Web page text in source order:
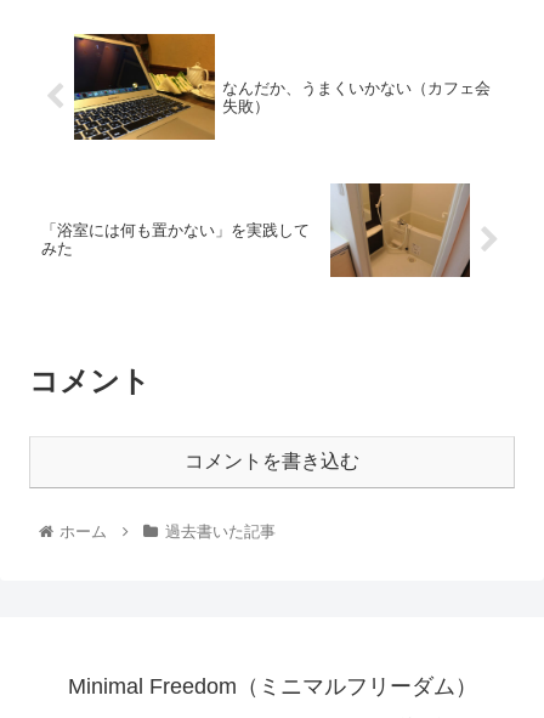
なんだか、うまくいかない（カフェ会
失敗）
「浴室には何も置かない」を実践して
みた
コメント
コメントを書き込む
ホーム 過去書いた記事
Minimal Freedom（ミニマルフリーダム）